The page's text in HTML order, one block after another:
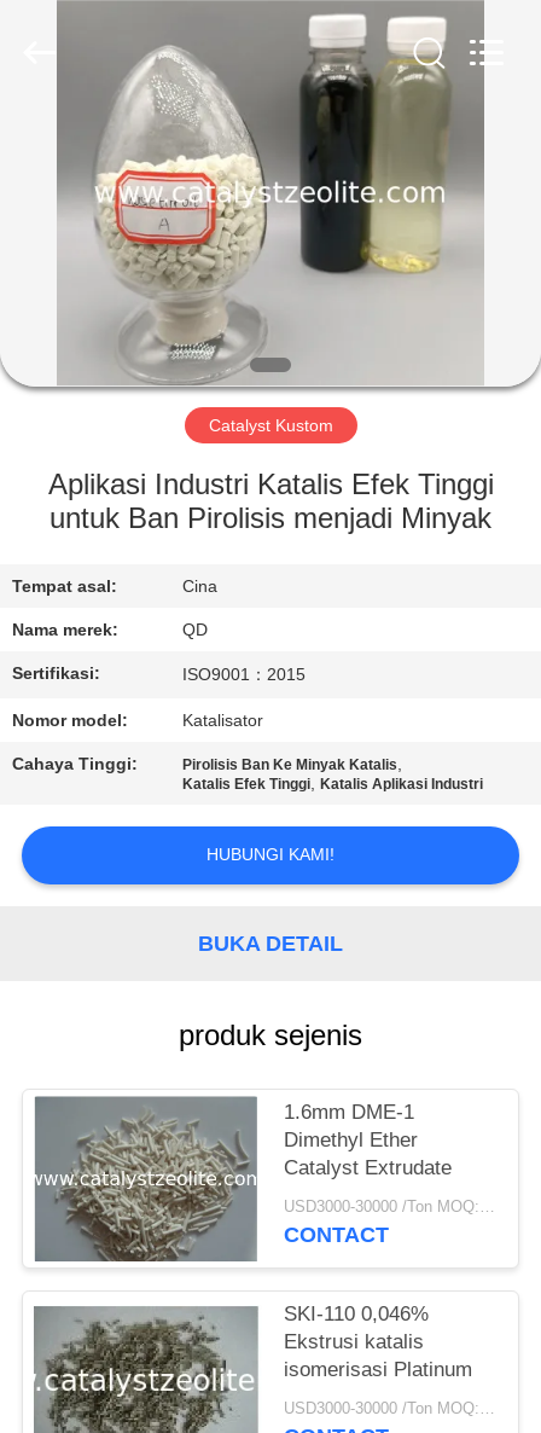
RUMAH
PRODUK
TENTANG
TUR
KONTROL
HUBUNGI
KAMI
KASUS
SITEMAP
Catalyst Kustom
Aplikasi Industri Katalis Efek Tinggi
untuk Ban Pirolisis menjadi Minyak
Tempat asal: Cina
Nama merek: QD
Sertifikasi: ISO9001：2015
Nomor model: Katalisator
Cahaya Tinggi: Pirolisis Ban Ke Minyak Katalis,
Katalis Efek Tinggi,Katalis Aplikasi Industri
HUBUNGI KAMI!
BUKA DETAIL
produk sejenis
1.6mm DME-1
Dimethyl Ether
Catalyst Extrudate
USD3000-30000 /Ton MOQ:1 KG
CONTACT
SKI-110 0,046%
Ekstrusi katalis
isomerisasi Platinum
USD3000-30000 /Ton MOQ:1 KG